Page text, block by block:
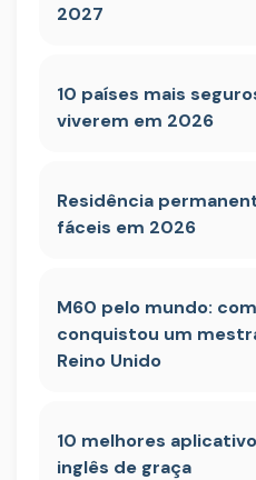
2027
10 países mais
viverem em 2026
Residência
fáceis em 2026
M60 pelo mundo:
conquistou um
Reino Unido
10 melhores
inglês de graça